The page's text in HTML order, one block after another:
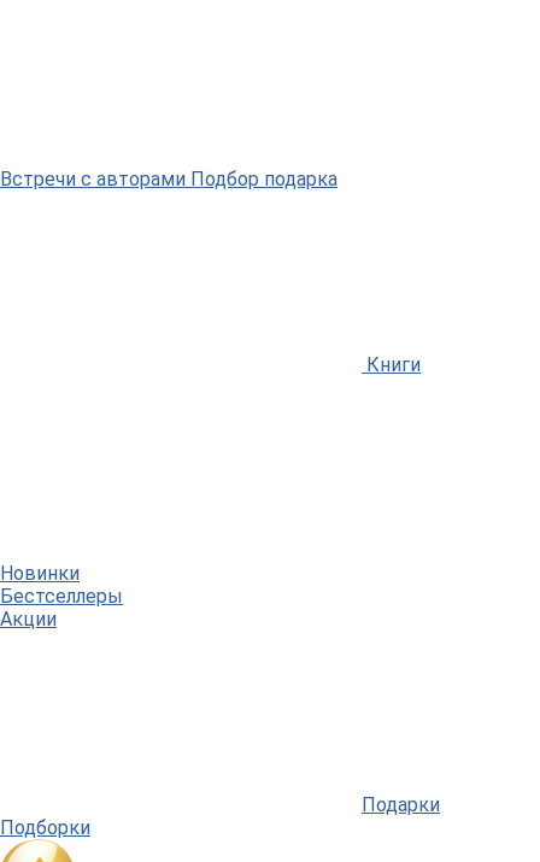
Встречи с авторами Подбор подарка
Книги
Новинки
Бестселлеры
Акции
Подарки
Подборки